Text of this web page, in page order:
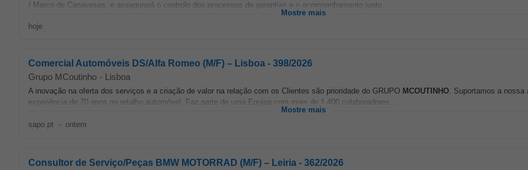
/ Marco de Canaveses, e assegurará o controlo dos processos de garantias e o acompanhamento junto...
Mostre mais
hoje
Comercial Automóveis DS/Alfa Romeo (M/F) – Lisboa - 398/2026
Grupo MCoutinho - Lisboa
A inovação na oferta dos serviços e a criação de valor na relação com os Clientes são prioridade do GRUPO MCOUTINHO. Suportamos a nossa
experiência de 70 anos no retalho automóvel. Faz parte de uma Equipa com mais de 1.400 colaboradores...
Mostre mais
sapo.pt - ontem
Consultor de Serviço/Peças BMW MOTORRAD (M/F) – Leiria - 362/2026